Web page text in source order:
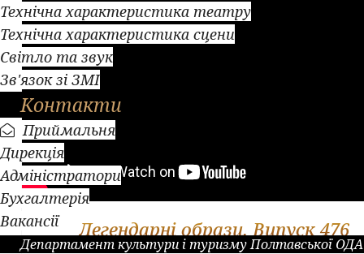
Технічна характеристика театру
Технічна характеристика сцени
Світло та звук
Зв'язок зі ЗМІ
Контакти
Приймальня
Дирекція
Адміністратори
Бухгалтерія
Вакансії
Департамент культури і туризму Полтавської ОДА
Легендарні образи. Випуск 476